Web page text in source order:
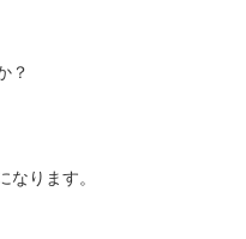
？
なります。